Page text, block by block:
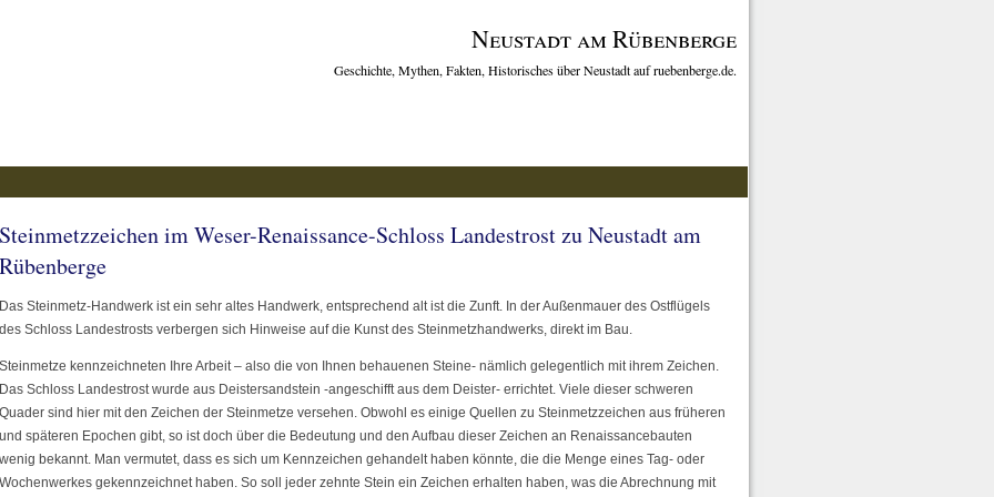
Neustadt am Rübenberge
Geschichte, Mythen, Fakten, Historisches über Neustadt auf ruebenberge.de.
Steinmetzzeichen im Weser-Renaissance-Schloss Landestrost zu Neustadt am
Rübenberge
Das Steinmetz-Handwerk ist ein sehr altes Handwerk, entsprechend alt ist die Zunft. In der Außenmauer des Ostflügels
des Schloss Landestrosts verbergen sich Hinweise auf die Kunst des Steinmetzhandwerks, direkt im Bau.
Steinmetze kennzeichneten Ihre Arbeit – also die von Ihnen behauenen Steine- nämlich gelegentlich mit ihrem Zeichen.
Das Schloss Landestrost wurde aus Deistersandstein -angeschifft aus dem Deister- errichtet. Viele dieser schweren
Quader sind hier mit den Zeichen der Steinmetze versehen. Obwohl es einige Quellen zu Steinmetzzeichen aus früheren
und späteren Epochen gibt, so ist doch über die Bedeutung und den Aufbau dieser Zeichen an Renaissancebauten
wenig bekannt. Man vermutet, dass es sich um Kennzeichen gehandelt haben könnte, die die Menge eines Tag- oder
Wochenwerkes gekennzeichnet haben. So soll jeder zehnte Stein ein Zeichen erhalten haben, was die Abrechnung mit